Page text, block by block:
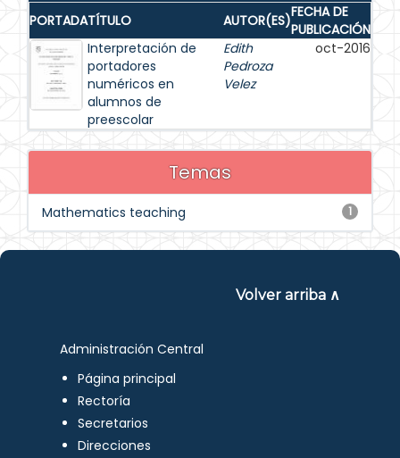
PORTADATÍTULO AUTOR(ES)FECHA DE
PUBLICACIÓN
Interpretación de
portadores
numéricos en
alumnos de
preescolar
Edith
Pedroza
Velez
oct-2016
Temas
1
Mathematics teaching
Volver arriba ∧
Administración Central
Página principal
Rectoría
Secretarios
Direcciones